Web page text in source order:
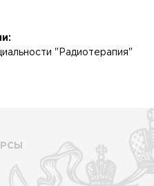
"Радиотерапия"